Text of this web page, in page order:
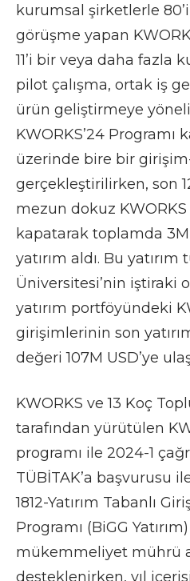
kurumsal şirketlerle
görüşme yapan
11’i bir veya daha fazla
pilot çalışma, ortak iş
ürün geliştirmeye
KWORKS’24 Programı
üzerinde bire bir
gerçekleştirilirken, son
mezun dokuz
kapatarak toplamda
yatırım aldı. Bu
Üniversitesi’nin iştiraki
yatırım portföyündeki
girişimlerinin son
değeri 107M USD’ye
KWORKS ve 13 Koç
tarafından yürütülen
programı ile 2024-1
TÜBİTAK’a başvurusu
1812-Yatırım Tabanlı
Programı (BiGG
mükemmeliyet mührü
desteklenirken, yıl